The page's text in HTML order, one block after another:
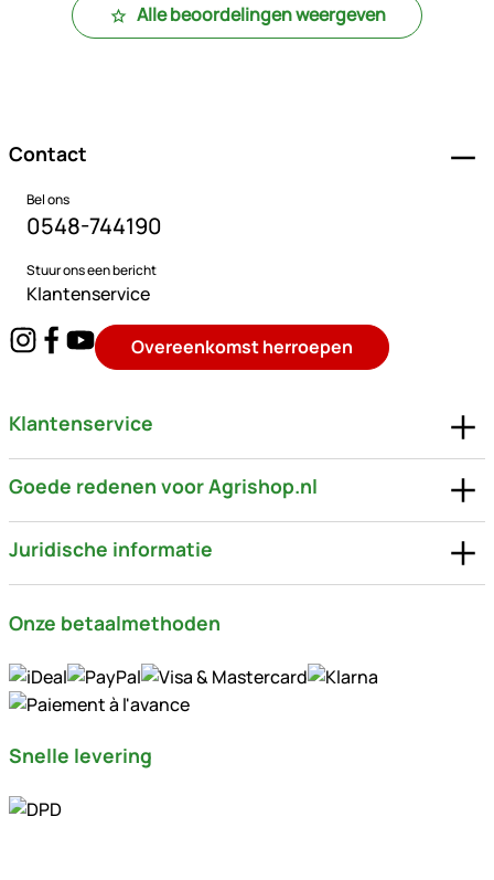
Alle beoordelingen weergeven
Contact
Bel ons
0548-744190
Stuur ons een bericht
Klantenservice
Overeenkomst herroepen
Klantenservice
Goede redenen voor Agrishop.nl
Juridische informatie
Onze betaalmethoden
Snelle levering